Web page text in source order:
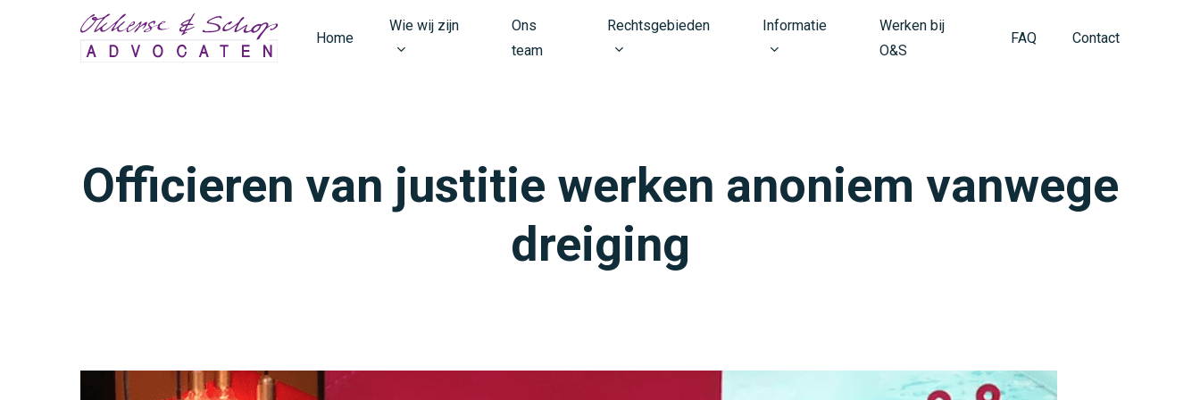
Home
Wie wij zijn
Ons
team
Rechtsgebieden Informatie
Werken bij
O&S
FAQ Contact
Officieren van justitie werken anoniem vanwege
dreiging